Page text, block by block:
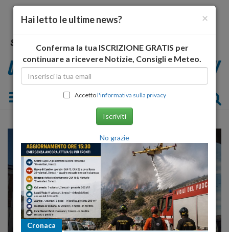
Toggle navigation
×
Hai letto le ultime news?
Conferma la tua ISCRIZIONE GRATIS per
continuare a ricevere Notizie, Consigli e Meteo.
Accettol'informativa sulla privacy
Iscriviti
No grazie
Cronaca